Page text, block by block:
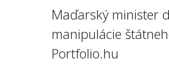
Maďarský minister
manipulácie
Portfolio.hu